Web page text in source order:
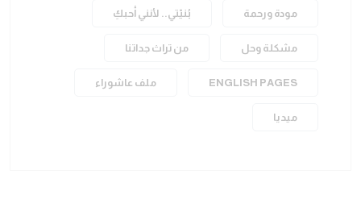
مودة ورحمة بُنيّتي.. لأنني أحبكِ
مشكلة وحل من تراث جداتنا
ENGLISH PAGES ملف عاشوراء
ميديا